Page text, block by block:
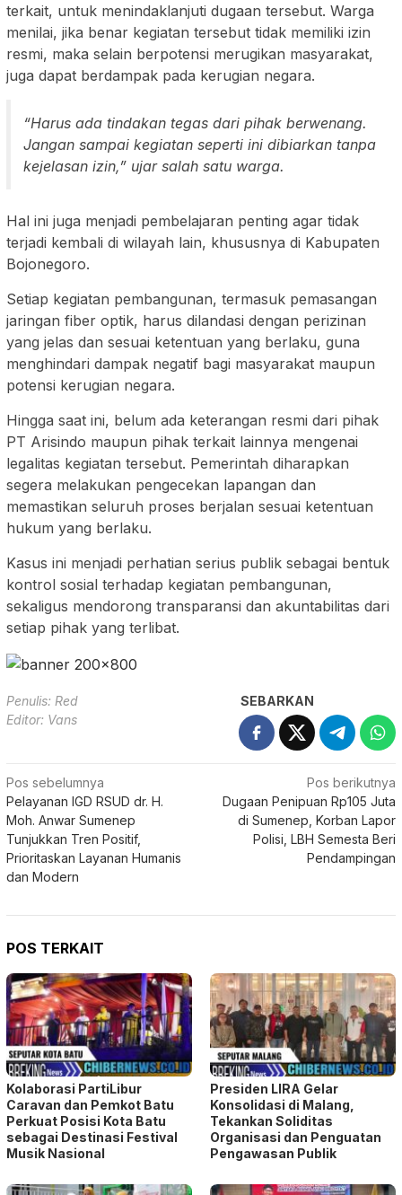
terkait, untuk menindaklanjuti dugaan tersebut. Warga
menilai, jika benar kegiatan tersebut tidak memiliki izin
resmi, maka selain berpotensi merugikan masyarakat,
juga dapat berdampak pada kerugian negara.
“Harus ada tindakan tegas dari pihak berwenang.
Jangan sampai kegiatan seperti ini dibiarkan tanpa
kejelasan izin,” ujar salah satu warga.
Hal ini juga menjadi pembelajaran penting agar tidak
terjadi kembali di wilayah lain, khususnya di Kabupaten
Bojonegoro.
Setiap kegiatan pembangunan, termasuk pemasangan
jaringan fiber optik, harus dilandasi dengan perizinan
yang jelas dan sesuai ketentuan yang berlaku, guna
menghindari dampak negatif bagi masyarakat maupun
potensi kerugian negara.
Hingga saat ini, belum ada keterangan resmi dari pihak
PT Arisindo maupun pihak terkait lainnya mengenai
legalitas kegiatan tersebut. Pemerintah diharapkan
segera melakukan pengecekan lapangan dan
memastikan seluruh proses berjalan sesuai ketentuan
hukum yang berlaku.
Kasus ini menjadi perhatian serius publik sebagai bentuk
kontrol sosial terhadap kegiatan pembangunan,
sekaligus mendorong transparansi dan akuntabilitas dari
setiap pihak yang terlibat.
Penulis: Red
Editor: Vans
SEBARKAN
Navigasi
pos
Pos sebelumnya
Pelayanan IGD RSUD dr. H.
Moh. Anwar Sumenep
Tunjukkan Tren Positif,
Prioritaskan Layanan Humanis
dan Modern
Pos berikutnya
Dugaan Penipuan Rp105 Juta
di Sumenep, Korban Lapor
Polisi, LBH Semesta Beri
Pendampingan
POS TERKAIT
Kolaborasi PartiLibur
Caravan dan Pemkot Batu
Perkuat Posisi Kota Batu
sebagai Destinasi Festival
Musik Nasional
Presiden LIRA Gelar
Konsolidasi di Malang,
Tekankan Soliditas
Organisasi dan Penguatan
Pengawasan Publik